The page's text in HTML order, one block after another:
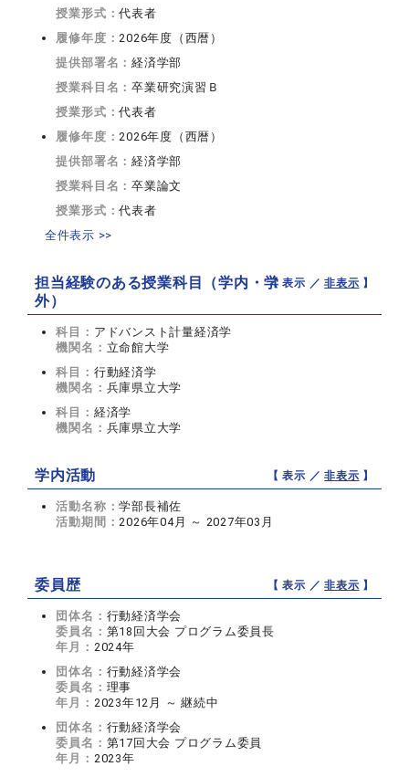
授業形式：代表者
履修年度：2026年度（西暦）
提供部署名：経済学部
授業科目名：卒業研究演習Ｂ
授業形式：代表者
履修年度：2026年度（西暦）
提供部署名：経済学部
授業科目名：卒業論文
授業形式：代表者
全件表示 >>
担当経験のある授業科目（学内・学
外）
【 表示 ／非表示 】
科目： アドバンスト計量経済学
機関名： 立命館大学
科目： 行動経済学
機関名： 兵庫県立大学
科目： 経済学
機関名： 兵庫県立大学
学内活動 【 表示 ／非表示 】
活動名称：学部長補佐
活動期間：2026年04月 ～ 2027年03月
委員歴 【 表示 ／非表示 】
団体名： 行動経済学会
委員名： 第18回大会 プログラム委員長
年月： 2024年
団体名： 行動経済学会
委員名： 理事
年月： 2023年12月 ～ 継続中
団体名： 行動経済学会
委員名： 第17回大会 プログラム委員
年月： 2023年